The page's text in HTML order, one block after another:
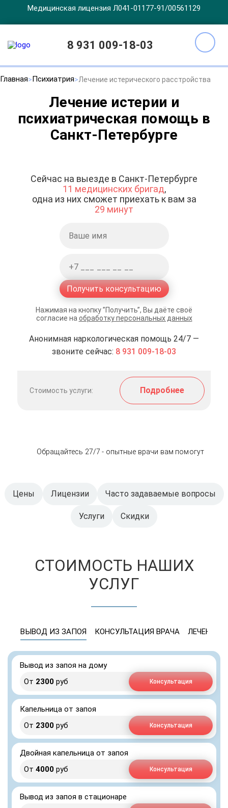
Медицинская лицензия Л041-01177-91/00561129
8 931 009-18-03
Главная Психиатрия Лечение истерического расстройства
Лечение истерии и
психиатрическая помощь в
Санкт-Петербурге
Сейчас на выезде в Санкт-Петербурге
11 медицинских бригад,
одна из них сможет приехать к вам за
29 минут
Получить консультацию
Нажимая на кнопку ”Получить”, Вы даёте своё
согласие на обработку персональных данных
Анонимная наркологическая помощь 24/7 —
звоните сейчас: 8 931 009-18-03
Стоимость услуги: Подробнее
Обращайтесь 27/7 - опытные врачи вам помогут
Цены Лицензии Часто задаваемые вопросы
Услуги Скидки
СТОИМОСТЬ НАШИХ
УСЛУГ
ВЫВОД ИЗ ЗАПОЯ КОНСУЛЬТАЦИЯ ВРАЧА ЛЕЧЕНИЕ
Вывод из запоя на дому
От 2300 руб Консультация
Капельница от запоя
От 2300 руб Консультация
Двойная капельница от запоя
От 4000 руб Консультация
Вывод из запоя в стационаре